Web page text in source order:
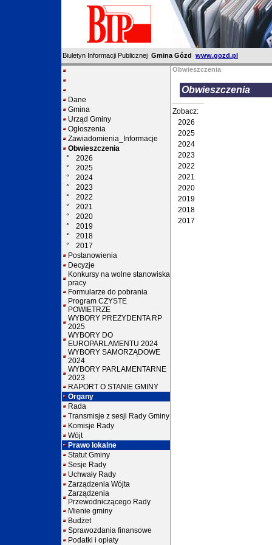
Biuletyn Informacji Publicznej Gmina Gózd www.gozd.pl
Dane
Gmina
Urząd Gminy
Ogłoszenia
Zawiadomienia_Informacje
Obwieszczenia
°
2026
°
2025
°
2024
°
2023
°
2022
°
2021
°
2020
°
2019
°
2018
°
2017
Postanowienia
Decyzje
Konkursy na wolne stanowiska
pracy
Formularze do pobrania
Program CZYSTE
POWIETRZE
WYBORY PREZYDENTA RP
2025
WYBORY DO
EUROPARLAMENTU 2024
WYBORY SAMORZĄDOWE
2024
WYBORY PARLAMENTARNE
2023
RAPORT O STANIE GMINY
Organy
Rada
Transmisje z sesji Rady Gminy
Komisje Rady
Wójt
Prawo lokalne
Statut Gminy
Sesje Rady
Uchwały Rady
Zarządzenia Wójta
Zarządzenia
Przewodniczącego Rady
Mienie gminy
Budżet
Sprawozdania finansowe
Podatki i opłaty
Obwieszczenia
Obwieszczenia
Zobacz:
2026
2025
2024
2023
2022
2021
2020
2019
2018
2017